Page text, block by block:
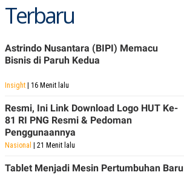
A
SITEMAPPROFILE
USE
PEDOMAN
PEMBERITAAN
SIBER
POLICY
Terbaru
Astrindo Nusantara (BIPI) Memacu
Bisnis di Paruh Kedua
Insight | 16 Menit lalu
Resmi, Ini Link Download Logo HUT Ke-
81 RI PNG Resmi & Pedoman
Penggunaannya
Nasional | 21 Menit lalu
Tablet Menjadi Mesin Pertumbuhan Baru